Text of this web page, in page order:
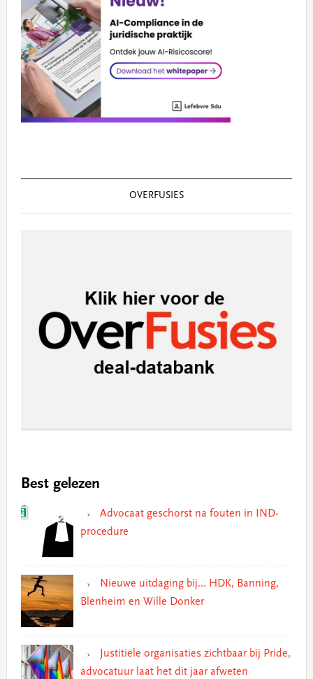
OVERFUSIES
Best gelezen
Advocaat geschorst na fouten in IND-
procedure
Nieuwe uitdaging bij… HDK, Banning,
Blenheim en Wille Donker
Justitiële organisaties zichtbaar bij Pride,
advocatuur laat het dit jaar afweten